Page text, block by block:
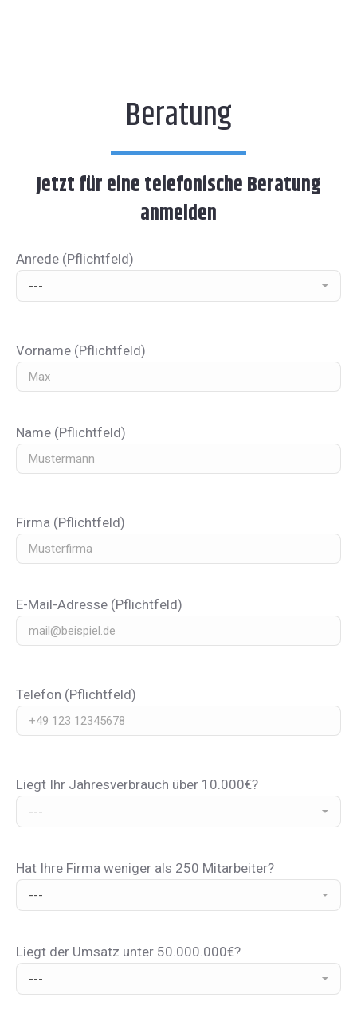
Beratung
Jetzt für eine telefonische Beratung
anmelden
Anrede (Pflichtfeld)
Vorname (Pflichtfeld)
Name (Pflichtfeld)
Firma (Pflichtfeld)
E-Mail-Adresse (Pflichtfeld)
Telefon (Pflichtfeld)
Liegt Ihr Jahresverbrauch über 10.000€?
Hat Ihre Firma weniger als 250 Mitarbeiter?
Liegt der Umsatz unter 50.000.000€?